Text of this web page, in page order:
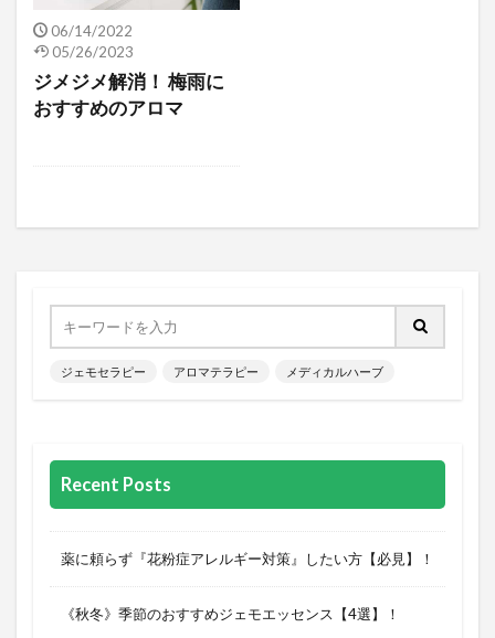
06/14/2022
05/26/2023
ジメジメ解消！ 梅雨に
おすすめのアロマ
ジェモセラピー アロマテラピー メディカルハーブ
Recent Posts
薬に頼らず『花粉症アレルギー対策』したい方【必見】！
《秋冬》季節のおすすめジェモエッセンス【4選】！